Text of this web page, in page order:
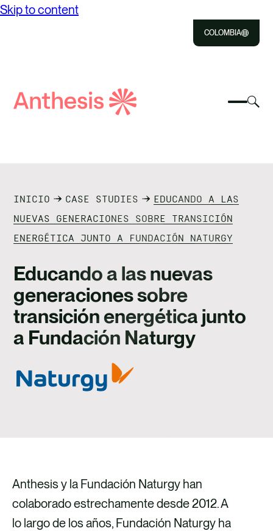
Skip to content
COLOMBIA
Select
IMPACTO
RECURSOS
TALENTO
CONTACTO
Busca
INICIO CASE STUDIES
EDUCANDO A LAS
NUEVAS GENERACIONES SOBRE TRANSICIÓN
ENERGÉTICA JUNTO A FUNDACIÓN NATURGY
Educando a las nuevas
generaciones sobre
transición energética junto
a Fundación Naturgy
Anthesis y la Fundación Naturgy han
colaborado estrechamente desde 2012. A
lo largo de los años, Fundación Naturgy ha